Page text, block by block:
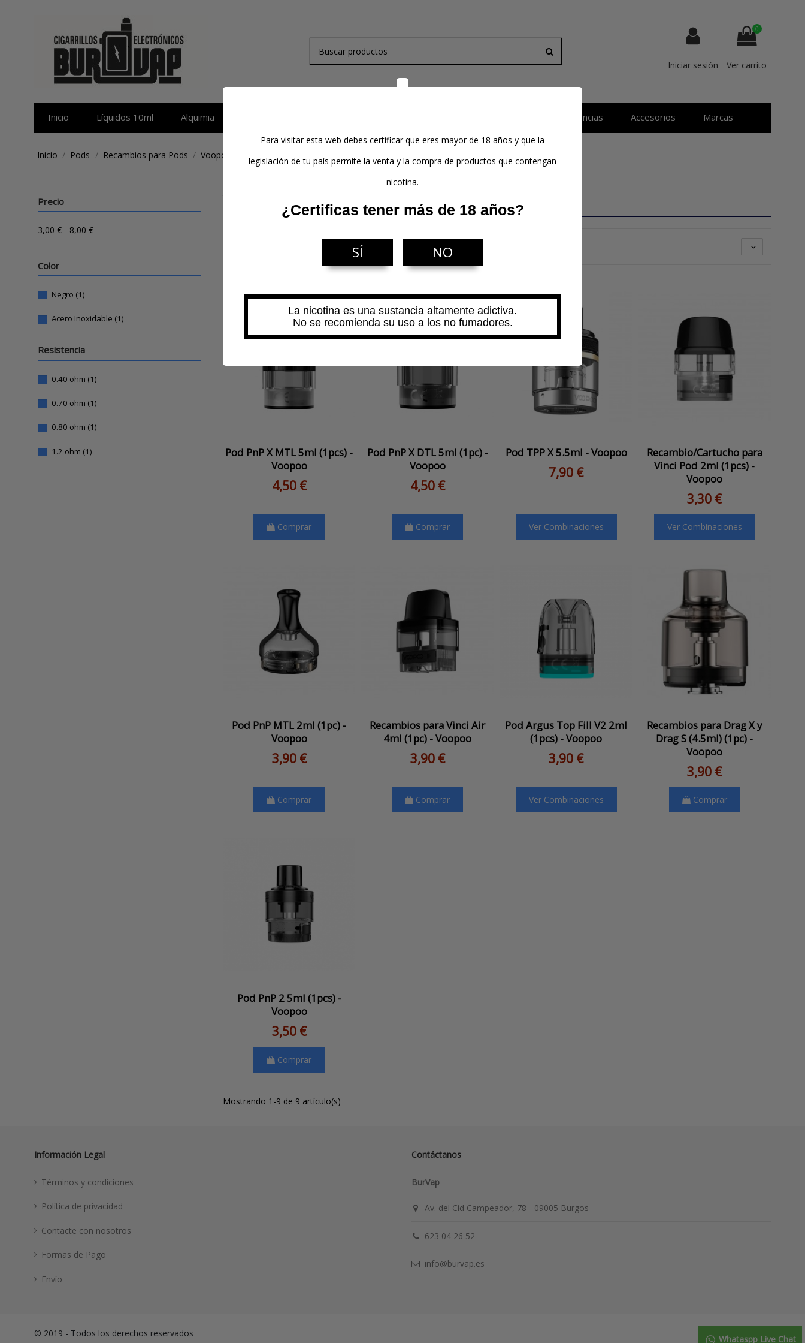
Iniciar sesión
0
Ver carrito
Inicio Líquidos 10ml Alquimia Resistencias Accesorios Marcas
Inicio Pods Recambios para Pods Voopoo
Pod PnP X MTL 5ml (1pcs) -
Voopoo
4,50 €
Comprar
Pod PnP X DTL 5ml (1pc) -
Voopoo
4,50 €
Comprar
Pod TPP X 5.5ml - Voopoo
7,90 €
Ver Combinaciones
Recambio/Cartucho para
Vinci Pod 2ml (1pcs) -
Voopoo
3,30 €
Ver Combinaciones
Pod PnP MTL 2ml (1pc) -
Voopoo
3,90 €
Comprar
Recambios para Vinci Air
4ml (1pc) - Voopoo
3,90 €
Comprar
Pod Argus Top Fill V2 2ml
(1pcs) - Voopoo
3,90 €
Ver Combinaciones
Recambios para Drag X y
Drag S (4.5ml) (1pc) -
Voopoo
3,90 €
Comprar
Pod PnP 2 5ml (1pcs) -
Voopoo
3,50 €
Comprar
Mostrando 1-9 de 9 artículo(s)
Precio
3,00 € - 8,00 €
Color
Negro (1)
Acero Inoxidable (1)
Resistencia
0.40 ohm (1)
0.70 ohm (1)
0.80 ohm (1)
1.2 ohm (1)
Información Legal
Términos y condiciones
Política de privacidad
Contacte con nosotros
Formas de Pago
Envío
Contáctanos
BurVap
Av. del Cid Campeador, 78 - 09005 Burgos
623 04 26 52
info@burvap.es
Whataspp Live Chat
© 2019 - Todos los derechos reservados
Para visitar esta web debes certificar que eres mayor de 18 años y que la
legislación de tu país permite la venta y la compra de productos que contengan
nicotina.
¿Certificas tener más de 18 años?
SÍ NO
La nicotina es una sustancia altamente adictiva.
No se recomienda su uso a los no fumadores.